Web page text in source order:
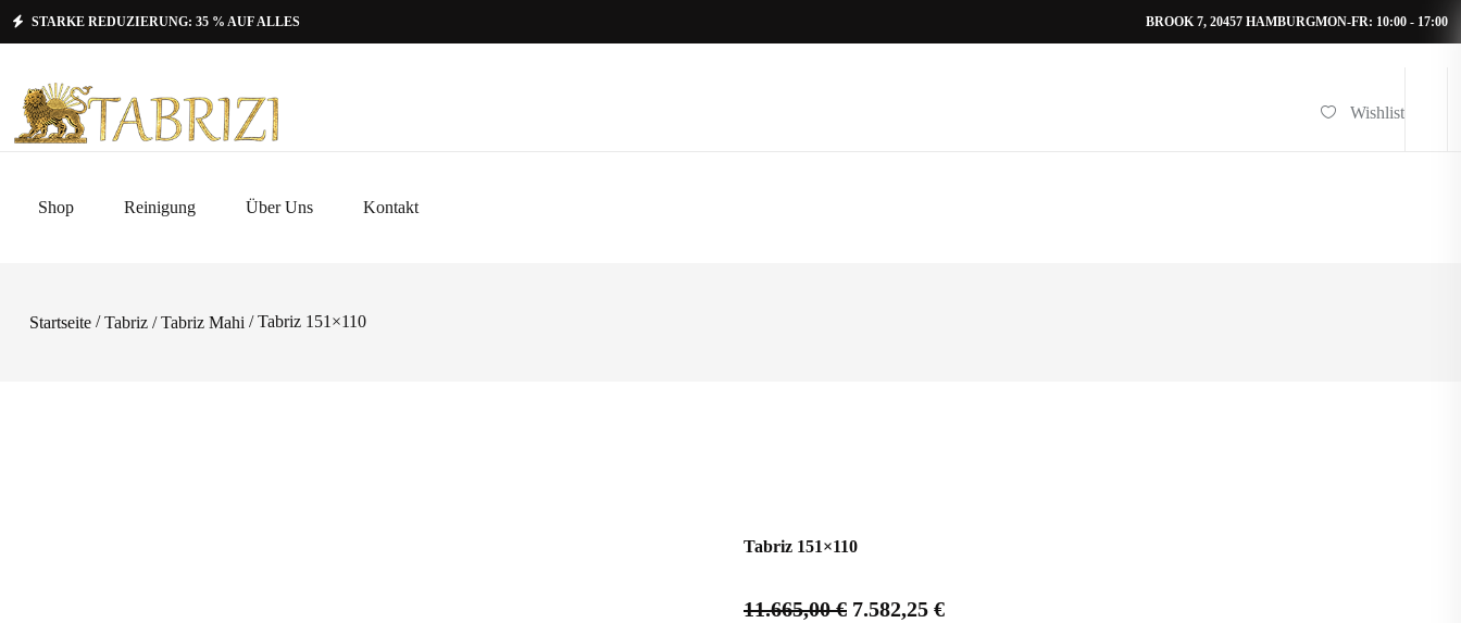
STARKE REDUZIERUNG: 35 % AUF ALLES BROOK 7, 20457 HAMBURGMON-FR: 10:00 - 17:00
Wishlist
Shop Reinigung Über Uns Kontakt
Startseite /Tabriz / Tabriz Mahi / Tabriz 151×110
Tabriz 151×110
11.665,00€ 7.582,25 €